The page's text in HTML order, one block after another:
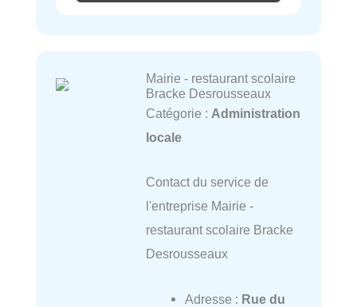
Mairie - restaurant scolaire
Bracke Desrousseaux
Catégorie : Administration
locale
Contact du service de
l'entreprise Mairie -
restaurant scolaire Bracke
Desrousseaux
Adresse : Rue du